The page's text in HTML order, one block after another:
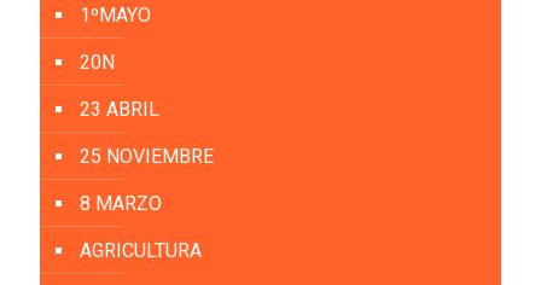
1ºMAYO
20N
23 ABRIL
25 NOVIEMBRE
8 MARZO
AGRICULTURA